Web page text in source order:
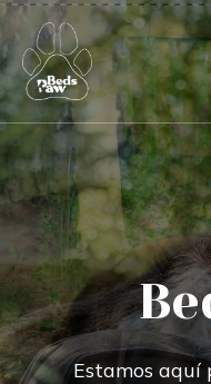
Estamos aquí